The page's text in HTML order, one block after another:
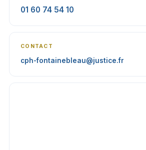
01 60 74 54 10
CONTACT
cph-fontainebleau@justice.fr